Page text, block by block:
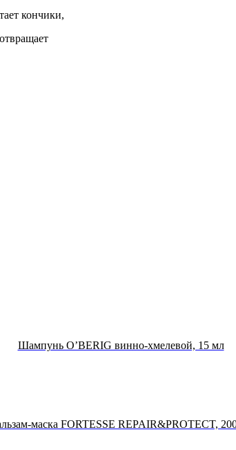
кончики,
Шампунь O’BERIG винно-хмелевой, 15 мл
маска FORTESSE REPAIR&PROTECT,